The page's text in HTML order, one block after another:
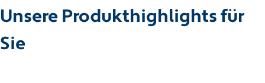
Unsere Produkthighlights für
Sie